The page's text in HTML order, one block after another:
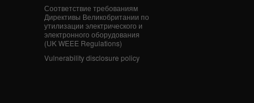
Соответствие требованиям
Директивы Великобритании по
утилизации электрического и
электронного оборудования
(UK WEEE Regulations)
Vulnerability disclosure policy